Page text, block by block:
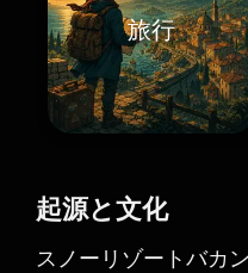
旅行
起源と文化
スノーリゾートバカ